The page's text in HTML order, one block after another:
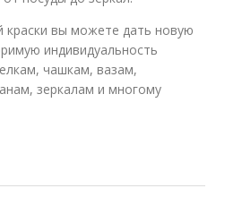
вы можете дать новую
индивидуальность
чашкам, вазам,
зеркалам и многому